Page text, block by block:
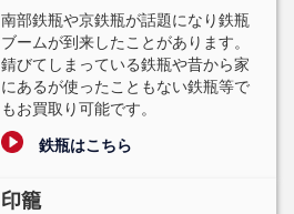
南部鉄瓶や京鉄瓶が話題になり鉄瓶
ブームが到来したことがあります。
錆びてしまっている鉄瓶や昔から家
にあるが使ったこともない鉄瓶等で
もお買取り可能です。
鉄瓶はこちら
印籠